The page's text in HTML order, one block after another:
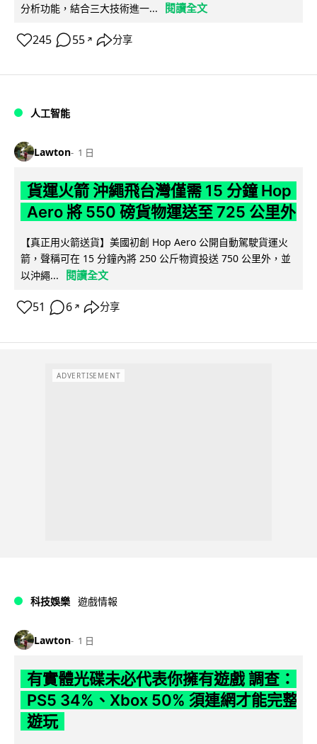
分析功能，結合三大技術進一...
閱讀全文
245 55 ↗ 分享
人工智能
Lawton 1 日
貨運火箭 沖繩飛台灣僅需 15 分鐘 Hop
Aero 將 550 磅貨物運送至 725 公里外
【真正用火箭送貨】美國初創 Hop Aero 公開自動駕駛貨運火
箭，聲稱可在 15 分鐘內將 250 公斤物資投送 750 公里外，並
以沖繩...
閱讀全文
51 6 ↗ 分享
ADVERTISEMENT
科技娛樂 遊戲情報
Lawton 1 日
有實體光碟未必代表你擁有遊戲 調查：
PS5 34%、Xbox 50% 須連網才能完整
遊玩